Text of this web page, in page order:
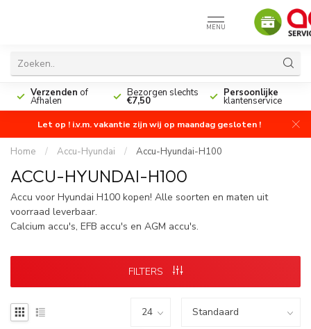
MENU
Verzenden of
Afhalen
Bezorgen slechts
€7,50
Persoonlijke
klantenservice
Let op ! i.v.m. vakantie zijn wij op maandag gesloten !
Home / Accu-Hyundai / Accu-Hyundai-H100
ACCU-HYUNDAI-H100
Accu voor Hyundai H100 kopen! Alle soorten en maten uit
voorraad leverbaar.
Calcium accu's, EFB accu's en AGM accu's.
FILTERS